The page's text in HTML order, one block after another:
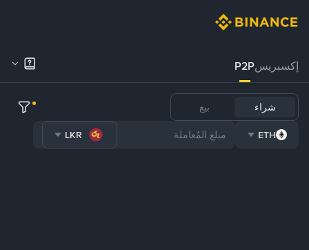
إكسبريسP2P
شراء بيع
ETH
LKR